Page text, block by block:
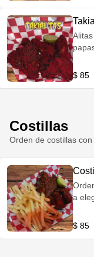
$ 85
Costillas
Orden de costillas
a
$ 85